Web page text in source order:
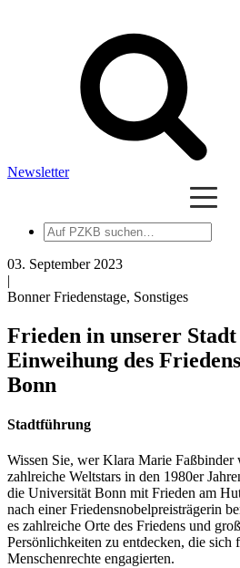
Newsletter
Auf
PZKB
suchen
03. September 2023
|
Bonner Friedenstage, Sonstiges
Frieden in unserer Stadt
Einweihung des
Bonn
Stadtführung
Wissen Sie, wer Klara Marie Faßbinder
zahlreiche Weltstars in den 1980er
die Universität Bonn mit Frieden am
nach einer Friedensnobelpreisträgerin
es zahlreiche Orte des Friedens und
Persönlichkeiten zu entdecken, die sich
Menschenrechte engagierten.